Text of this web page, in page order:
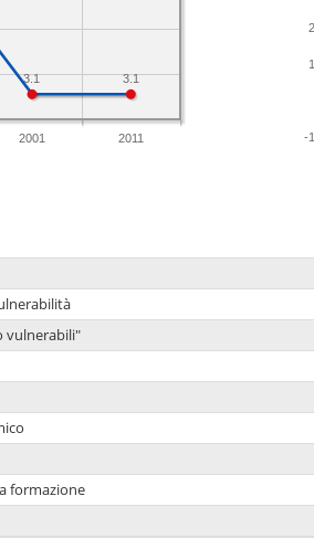
2001 2011
3.1
3.1
-
vulnerabili"
formazione